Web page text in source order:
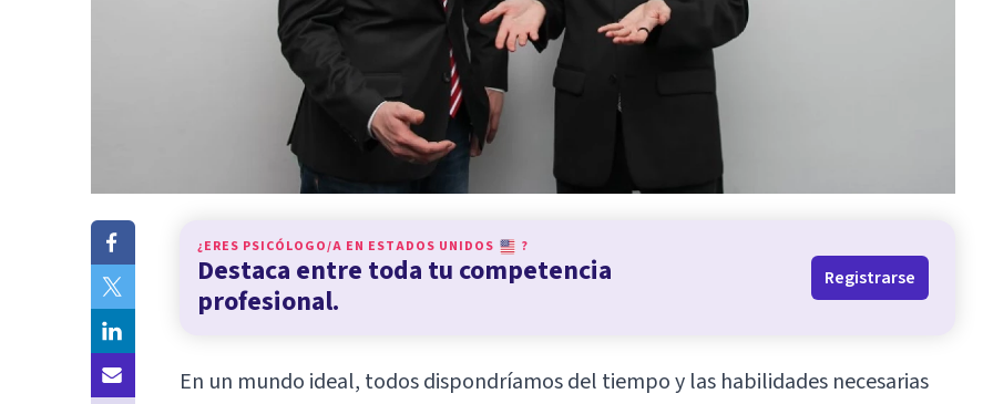
¿ERES PSICÓLOGO/A EN ESTADOS UNIDOS ?
Destaca entre toda tu competencia
profesional.
Registrarse
En un mundo ideal, todos dispondríamos del tiempo y las habilidades necesarias